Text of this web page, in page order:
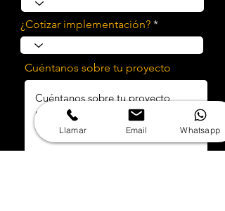
¿Cotizar implementación?
Cuéntanos sobre tu proyecto
Llamar Email Whatsapp